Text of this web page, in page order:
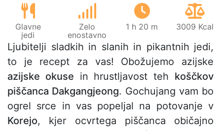
Glavne
jedi
Zelo
enostavno
1 h 20 m 3009 Kcal
Ljubitelji sladkih in slanih in pikantnih jedi,
to je recept za vas! Obožujemo azijske
azijske okuse in hrustljavost teh koščkov
piščanca Dakgangjeong. Gochujang vam bo
ogrel srce in vas popeljal na potovanje v
Korejo, kjer ocvrtega piščanca običajno